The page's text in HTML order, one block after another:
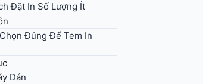
Đặt In Số Lượng Ít
Đúng Để Tem In
Dán